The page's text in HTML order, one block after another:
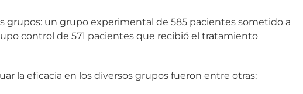
grupos: un grupo experimental de 585 pacientes sometido a
control de 571 pacientes que recibió el tratamiento
la eficacia en los diversos grupos fueron entre otras: